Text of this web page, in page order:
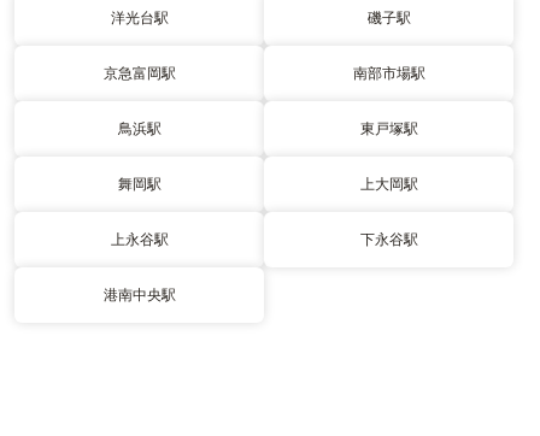
洋光台駅 磯子駅
京急富岡駅 南部市場駅
鳥浜駅 東戸塚駅
舞岡駅 上大岡駅
上永谷駅 下永谷駅
港南中央駅